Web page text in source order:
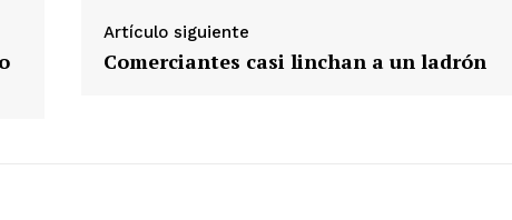
Artículo siguiente
Comerciantes casi linchan a un ladrón